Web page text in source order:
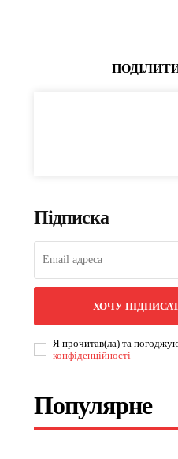
Підписка
ХОЧУ
Я прочитав(ла) та
конфіденційності
Популярне